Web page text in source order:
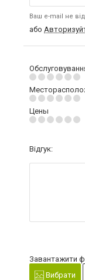
Ваш e-mail не
або
Цены
Відгук:
Завантажити
Вибрати